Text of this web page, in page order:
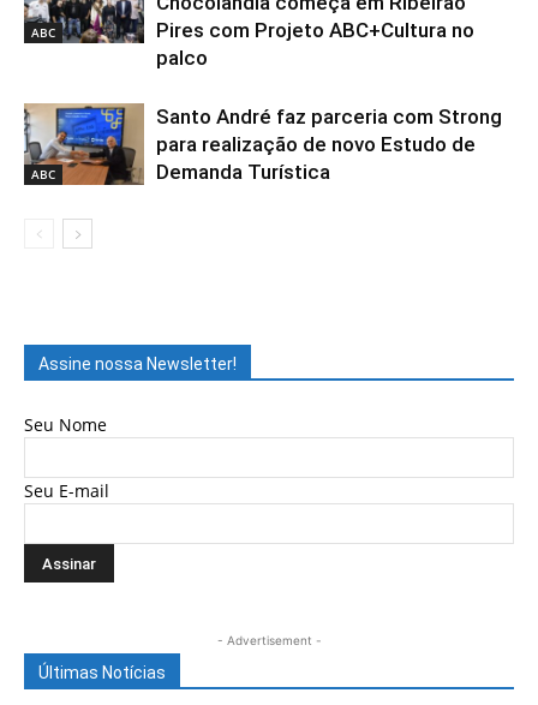
ABC
Pires com Projeto ABC+Cultura no
palco
ABC
Santo André faz parceria com Strong
para realização de novo Estudo de
Demanda Turística
Assine nossa Newsletter!
Seu Nome
Seu E-mail
- Advertisement -
Últimas Notícias